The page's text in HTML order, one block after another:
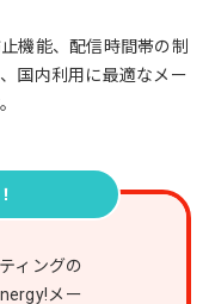
機能、配信時間帯の制
国内利用に最適なメー